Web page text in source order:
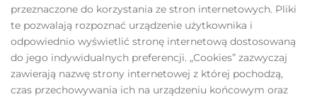
przeznaczone do korzystania ze stron internetowych. Pliki
te pozwalają rozpoznać urządzenie użytkownika i
odpowiednio wyświetlić stronę internetową dostosowaną
do jego indywidualnych preferencji. „Cookies” zazwyczaj
zawierają nazwę strony internetowej z której pochodzą,
czas przechowywania ich na urządzeniu końcowym oraz